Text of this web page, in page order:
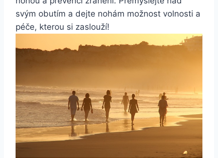
svým obutím a dejte‍ nohám možnost volnosti a
péče, ‍kterou si ‍zaslouží!